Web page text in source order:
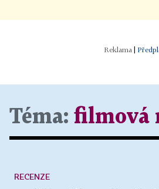
Téma: filmová
RECENZE